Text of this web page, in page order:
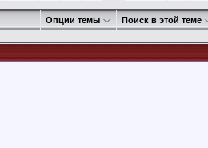
Опции темы Поиск в этой теме